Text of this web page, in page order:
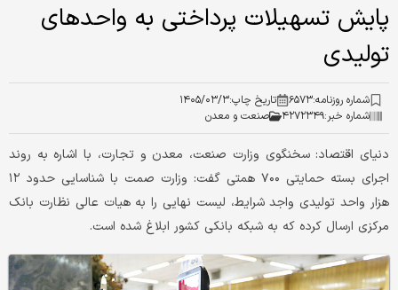
پایش تسهیلات پرداختی به واحد‌های
تولیدی
شماره روزنامه:۶۵۷۳ تاریخ چاپ:۱۴۰۵/۰۳/۳
شماره خبر:۴۲۷۲۳۴۹ صنعت و معدن
دنیای اقتصاد: سخنگوی وزارت صنعت، معدن و تجارت، با اشاره به روند
اجرای بسته حمایتی ۷۰۰ همتی گفت: وزارت صمت با شناسایی حدود ۱۲
هزار واحد تولیدی واجد شرایط، لیست نهایی را به هیات عالی نظارت بانک
مرکزی ارسال کرده که به شبکه بانکی کشور ابلاغ شده است.